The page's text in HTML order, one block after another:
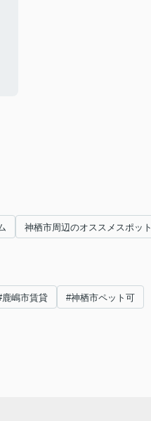
神栖市周辺のオススメスポット
鹿嶋市賃貸 #神栖市ペット可